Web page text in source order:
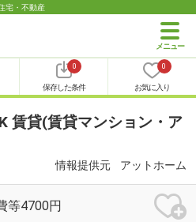
宅・不動産
0
保存した条件
0
お気に入り
賃貸(賃貸マンション・ア
情報提供元 アットホーム
等4700円